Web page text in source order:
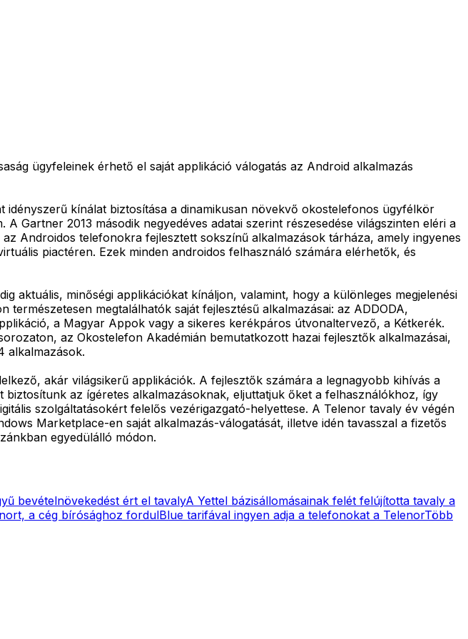
ügyfeleinek érhető el saját applikáció válogatás az Android alkalmazás
kínálat biztosítása a dinamikusan növekvő okostelefonos ügyfélkör
Gartner 2013 második negyedéves adatai szerint részesedése világszinten eléri a
Androidos telefonokra fejlesztett sokszínű alkalmazások tárháza, amely ingyenes
piactéren. Ezek minden androidos felhasználó számára elérhetők, és
aktuális, minőségi applikációkat kínáljon, valamint, hogy a különleges megjelenési
megtalálhatók saját fejlesztésű alkalmazásai: az ADDODA,
a Magyar Appok vagy a sikeres kerékpáros útvonaltervező, a Kétkerék.
az Okostelefon Akadémián bemutatkozott hazai fejlesztők alkalmazásai,
alkalmazások.
akár világsikerű applikációk. A fejlesztők számára a legnagyobb kihívás a
az ígéretes alkalmazásoknak, eljuttatjuk őket a felhasználókhoz, így
szolgáltatásokért felelős vezérigazgató-helyettese. A Telenor tavaly év végén
Marketplace-en saját alkalmazás-válogatását, illetve idén tavasszal a fizetős
egyedülálló módon.
bevételnövekedést ért el tavalyA Yettel bázisállomásainak felét felújította tavaly a
a cég bírósághoz fordulBlue tarifával ingyen adja a telefonokat a TelenorTöbb